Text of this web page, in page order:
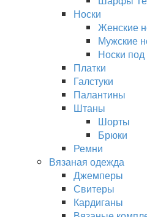
Носки
Женские
Мужские
Носки под
Платки
Галстуки
Палантины
Штаны
Шорты
Брюки
Ремни
Вязаная одежда
Джемперы
Свитеры
Кардиганы